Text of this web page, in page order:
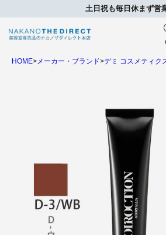
土日祝も毎日休まず営
HOME メーカー・ブランド デミ コスメティク